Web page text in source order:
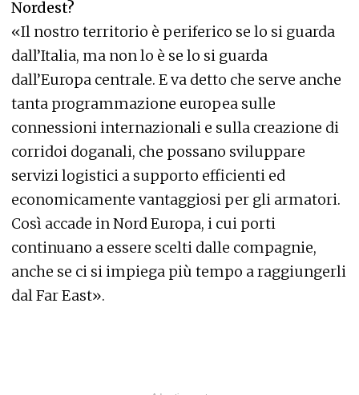
Nordest?
«Il nostro territorio è periferico se lo si guarda
dall’Italia, ma non lo è se lo si guarda
dall’Europa centrale. E va detto che serve anche
tanta programmazione europea sulle
connessioni internazionali e sulla creazione di
corridoi doganali, che possano sviluppare
servizi logistici a supporto efficienti ed
economicamente vantaggiosi per gli armatori.
Così accade in Nord Europa, i cui porti
continuano a essere scelti dalle compagnie,
anche se ci si impiega più tempo a raggiungerli
dal Far East».